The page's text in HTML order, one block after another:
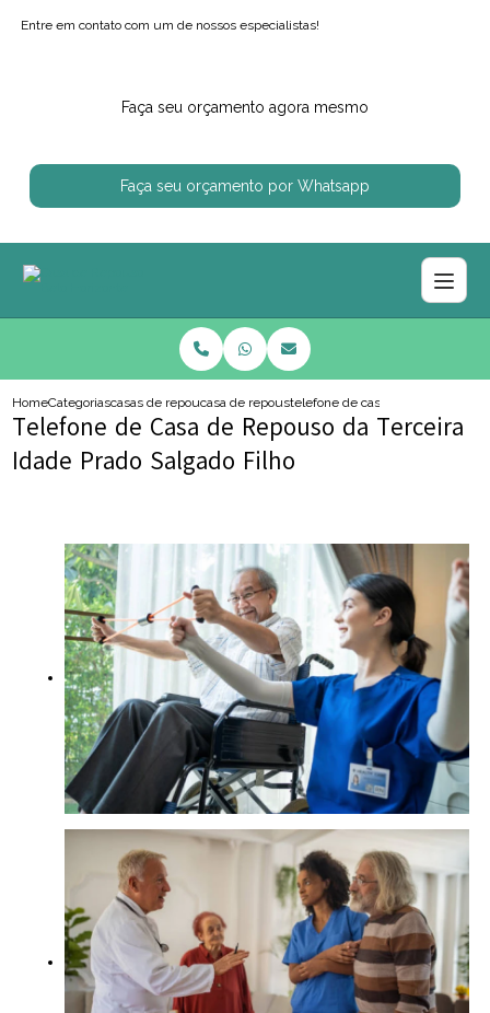
Entre em contato com um de nossos especialistas!
Faça seu orçamento agora mesmo
Faça seu orçamento por Whatsapp
HomeCategoriascasas de repousocasa de repouso proximo de mim
telefone de casa de repouso da
Telefone de Casa de Repouso da Terceira
Idade Prado Salgado Filho